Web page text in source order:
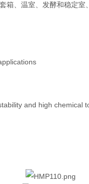
、温室、发酵和稳定室
and high chemical